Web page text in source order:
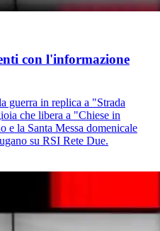
con l'informazione
guerra in replica a "Strada
che libera a "Chiese in
e la Santa Messa domenicale
su RSI Rete Due.